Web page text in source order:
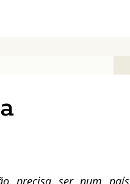
precisa ser num país